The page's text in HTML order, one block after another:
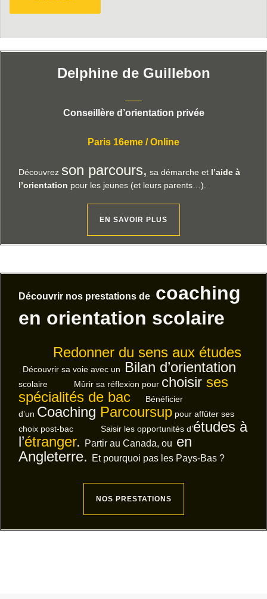
Delphine de Guillebon
——
Conseillère d’orientation privée
Paris 16eme / Online
Découvrez son parcours, sa démarche et l’aide à
l’orientation pour les jeunes (et leurs parents…).
EN SAVOIR PLUS
Découvrir nos prestations de coaching
en orientation scolaire
Redonner du sens aux études
Découvrir sa voie avec un Bilan d’orientation
scolaire Mûrir sa réflexion pour choisir ses
spécialités de bac
Bénéficier
d’un Coaching Parcoursup pour affûter ses
choix post-bac
Saisir les opportunités d’études à
l’étranger. Partir au Canada, ou en
Angleterre.
Et pourquoi pas les Pays-Bas ?
NOS PRESTATIONS